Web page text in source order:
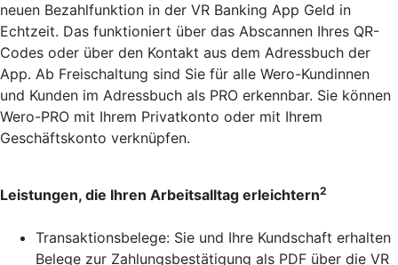
neuen Bezahlfunktion in der VR Banking App Geld in
Echtzeit. Das funktioniert über das Abscannen Ihres QR-
Codes oder über den Kontakt aus dem Adressbuch der
App. Ab Freischaltung sind Sie für alle Wero-Kundinnen
und Kunden im Adressbuch als PRO erkennbar. Sie können
Wero-PRO mit Ihrem Privatkonto oder mit Ihrem
Geschäftskonto verknüpfen.
Leistungen, die Ihren Arbeitsalltag erleichtern2
Transaktionsbelege: Sie und Ihre Kundschaft erhalten
Belege zur Zahlungsbestätigung als PDF über die VR